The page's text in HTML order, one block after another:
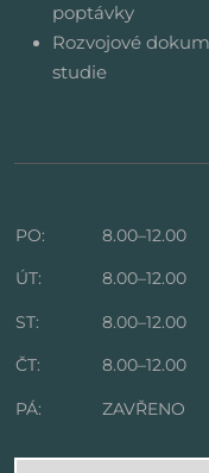
poptávky
Rozvojové
studie
PO: 8.00–12.00
ÚT:
8.00–12.00
ST:
8.00–12.00
ČT:
8.00–12.00
PÁ:
ZAVŘENO